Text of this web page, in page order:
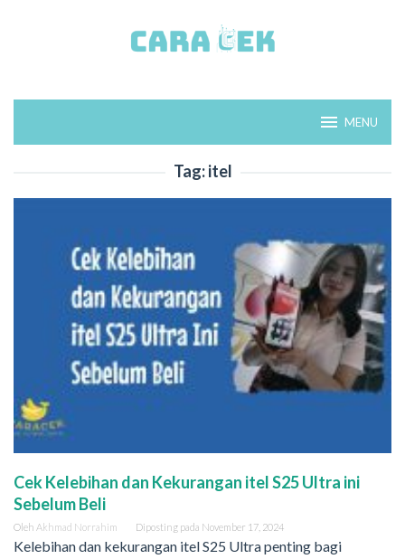
MENU
Tag:itel
Cek Kelebihan dan Kekurangan itel S25 Ultra ini
Sebelum Beli
Oleh Akhmad Norrahim Diposting pada November 17, 2024
Kelebihan dan kekurangan itel S25 Ultra penting bagi